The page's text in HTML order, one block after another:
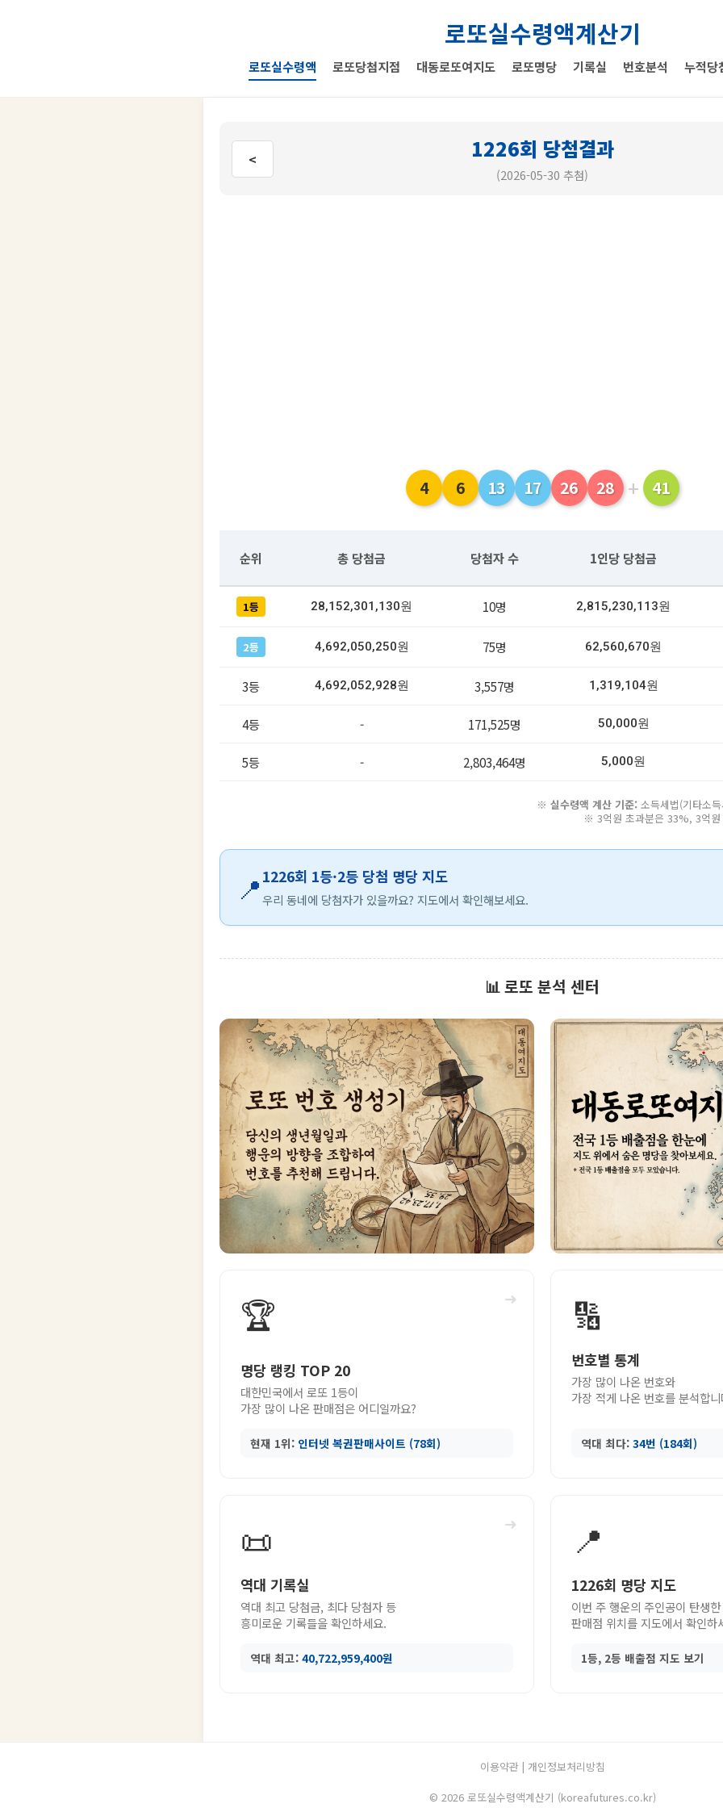
로또실수령액계산기
로또실수령액 로또당첨지점 대동로또여지도 로또명당 기록실 번호분석 누적당
< 1226회 당첨결과
(2026-05-30 추첨)
4 6 13 17 26 28 + 41
순위 총 당첨금 당첨자 수 1인당 당첨금
1등 28,152,301,130원 10명 2,815,230,113원
2등 4,692,050,250원 75명 62,560,670원
3등 4,692,052,928원 3,557명 1,319,104원
4등 - 171,525명 50,000원
5등 - 2,803,464명 5,000원
※ 실수령액 계산 기준: 소득세법(기타소
※ 3억원 초과분은 33%, 3억
📍 1226회 1등·2등 당첨 명당 지도
우리 동네에 당첨자가 있을까요? 지도에서 확인해보세요.
📊 로또 분석 센터
➜
🏆
명당 랭킹 TOP 20
대한민국에서 로또 1등이
가장 많이 나온 판매점은 어디일까요?
현재 1위: 인터넷 복권판매사이트 (78회)
🔢
번호별 통계
가장 많이 나온 번호와
가장 적게 나온 번호를 분석합
역대 최다: 34번 (184회)
➜
📜
역대 기록실
역대 최고 당첨금, 최다 당첨자 등
흥미로운 기록들을 확인하세요.
역대 최고: 40,722,959,400원
📍
1226회 명당 지도
이번 주 행운의 주인공이 탄생한
판매점 위치를 지도에서 확인하
1등, 2등 배출점 지도 보기
이용약관| 개인정보처리방침
© 2026 로또실수령액계산기 (koreafutures.co.kr)